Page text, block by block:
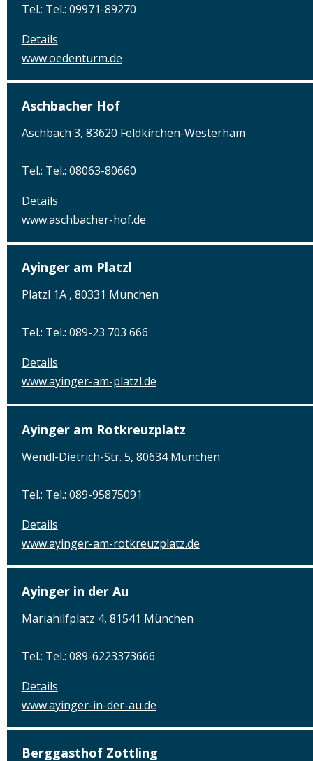
Tel.: Tel.: 09971-89270
Details
www.oedenturm.de
Aschbacher Hof
Aschbach 3, 83620 Feldkirchen-Westerham
Tel.: Tel.: 08063-80660
Details
www.aschbacher-hof.de
Ayinger am Platzl
Platzl 1A , 80331 München
Tel.: Tel.: 089-23 703 666
Details
www.ayinger-am-platzl.de
Ayinger am Rotkreuzplatz
Wendl-Dietrich-Str. 5, 80634 München
Tel.: Tel.: 089-95875091
Details
www.ayinger-am-rotkreuzplatz.de
Ayinger in der Au
Mariahilfplatz 4, 81541 München
Tel.: Tel.: 089-6223373666
Details
www.ayinger-in-der-au.de
Berggasthof Zottling